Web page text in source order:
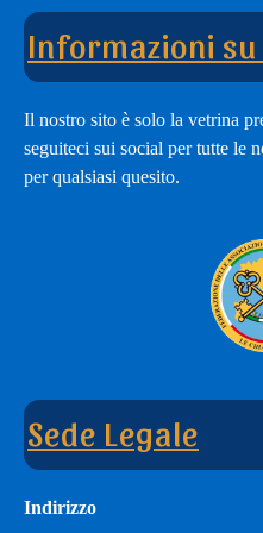
Informazioni
Il nostro sito è solo la vetrina
seguiteci sui social per tutte le
per qualsiasi quesito.
Sede Legale
Indirizzo